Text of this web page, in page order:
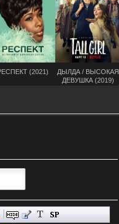
(2021)
ДЫЛДА / ВЫСОКАЯ
ДЕВУШКА (2019)